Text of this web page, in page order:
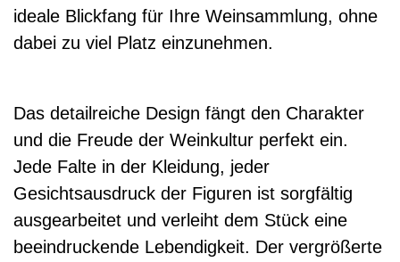
ideale Blickfang für Ihre Weinsammlung, ohne
dabei zu viel Platz einzunehmen.
Das detailreiche Design fängt den Charakter
und die Freude der Weinkultur perfekt ein.
Jede Falte in der Kleidung, jeder
Gesichtsausdruck der Figuren ist sorgfältig
ausgearbeitet und verleiht dem Stück eine
beeindruckende Lebendigkeit. Der vergrößerte